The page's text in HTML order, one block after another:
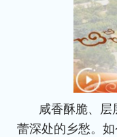
咸香酥脆、
蕾深处的乡愁。